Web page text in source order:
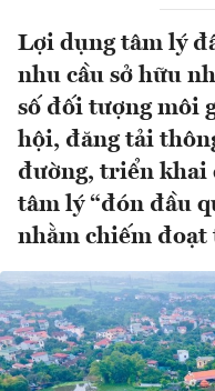
Lợi dụng tâm lý
nhu cầu sở hữu
số đối tượng môi
hội, đăng tải
đường, triển khai
tâm lý “đón đầu
nhằm chiếm đoạt